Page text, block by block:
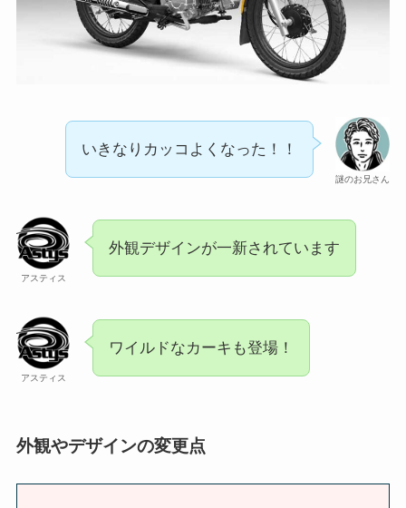
謎のお兄さん
いきなりカッコよくなった！！
アスティス
外観デザインが一新されています
アスティス
ワイルドなカーキも登場！
外観やデザインの変更点